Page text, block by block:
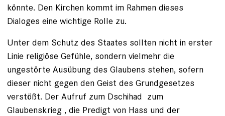
könnte. Den Kirchen kommt im Rahmen dieses
Dialoges eine wichtige Rolle zu.
Unter dem Schutz des Staates sollten nicht in erster
Linie religiöse Gefühle, sondern vielmehr die
ungestörte Ausübung des Glaubens stehen, sofern
dieser nicht gegen den Geist des Grundgesetzes
verstößt. Der Aufruf zum Dschihad ­ zum
Glaubenskrieg ­, die Predigt von Hass und der